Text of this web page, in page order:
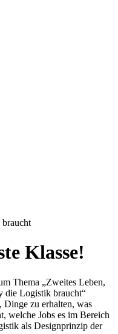
Klasse!
Thema „Zweites Leben,
die Logistik braucht“
Dinge zu erhalten, was
welche Jobs es im Bereich
als Designprinzip der